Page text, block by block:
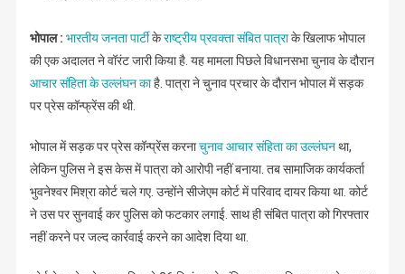
भोपाल : भारतीय जनता पार्टीकेराष्ट्रीय प्रवक्ता संबित पात्राके खिलाफ भोपाल
की एक अदालत ने वॉरंट जारी किया है. यह मामला पिछले विधानसभा चुनाव के दौरान
आचार संहिता के उल्लंघन काहै. पात्रा ने चुनाव प्रचार के दौरान भोपाल में सड़क
पर प्रेस कॉन्फ्रेंस की थी.
भोपाल में सड़क पर प्रेस कॉन्प्रेंस करनाचुनाव आचार संहिता का उल्लंघनथा,
लेकिन पुलिस ने इस केस में पात्रा को आरोपी नहीं बनाया. तब सामाजिक कार्यकर्ता
भुवनेश्वर मिश्रा कोर्ट चले गए. उन्होंने सीजेएम कोर्ट में परिवाद दायर किया था. कोर्ट
ने उस पर सुनवाई कर पुलिस को फटकार लगाई. साथ ही संबित पात्रा को गिरफ्तार
नहीं करने पर जल्द कार्रवाई करने का आदेश दिया था.